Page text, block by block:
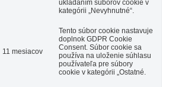
ukladaním súborov cookie v
kategórii „Nevyhnutné“.
11 mesiacov
Tento súbor cookie nastavuje
doplnok GDPR Cookie
Consent. Súbor cookie sa
používa na uloženie súhlasu
používateľa pre súbory
cookie v kategórii „Ostatné.